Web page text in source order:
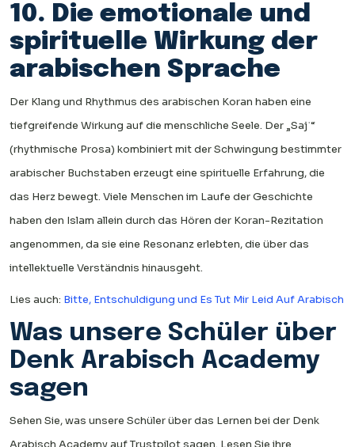
10. Die emotionale und
spirituelle Wirkung der
arabischen Sprache
Der Klang und Rhythmus des arabischen Koran haben eine
tiefgreifende Wirkung auf die menschliche Seele. Der „Sajʿ“
(rhythmische Prosa) kombiniert mit der Schwingung bestimmter
arabischer Buchstaben erzeugt eine spirituelle Erfahrung, die
das Herz bewegt. Viele Menschen im Laufe der Geschichte
haben den Islam allein durch das Hören der Koran-Rezitation
angenommen, da sie eine Resonanz erlebten, die über das
intellektuelle Verständnis hinausgeht.
Lies auch: Bitte, Entschuldigung und Es Tut Mir Leid Auf Arabisch
Was unsere Schüler über
Denk Arabisch Academy
sagen
Sehen Sie, was unsere Schüler über das Lernen bei der Denk
Arabisch Academy auf Trustpilot sagen. Lesen Sie ihre